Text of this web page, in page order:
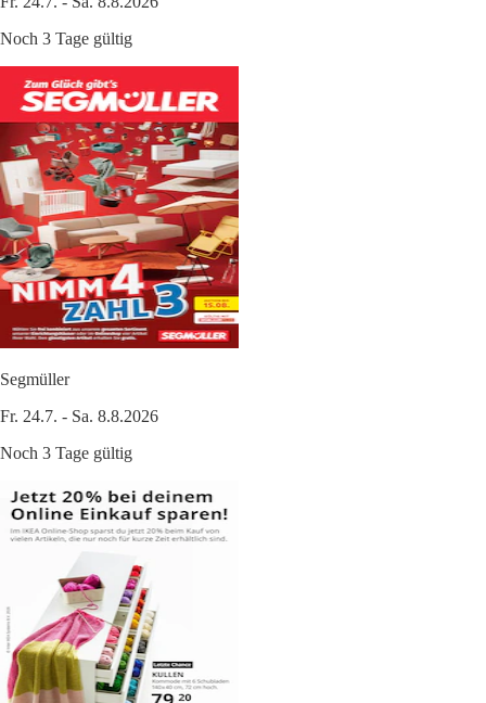
Noch 3 Tage gültig
Segmüller
Fr. 24.7. - Sa. 8.8.2026
Noch 3 Tage gültig